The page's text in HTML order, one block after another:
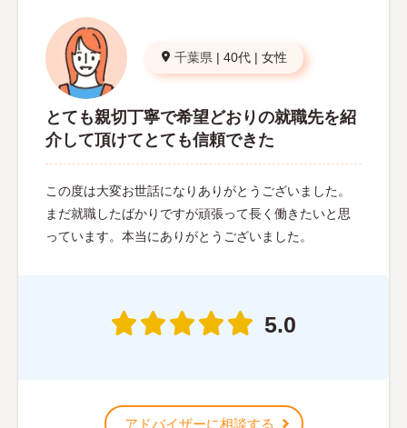
千葉県 | 40代 | 女性
とても親切丁寧で希望どおりの就職先を紹
介して頂けてとても信頼できた
この度は大変お世話になりありがとうございました。
まだ就職したばかりですが頑張って長く働きたいと思
っています。本当にありがとうございました。
5.0
アドバイザーに相談する